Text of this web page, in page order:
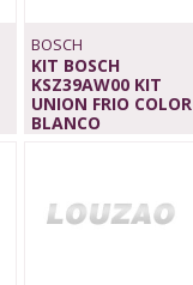
BOSCH
KIT BOSCH
KSZ39AW00 KIT
UNION FRIO COLOR
BLANCO